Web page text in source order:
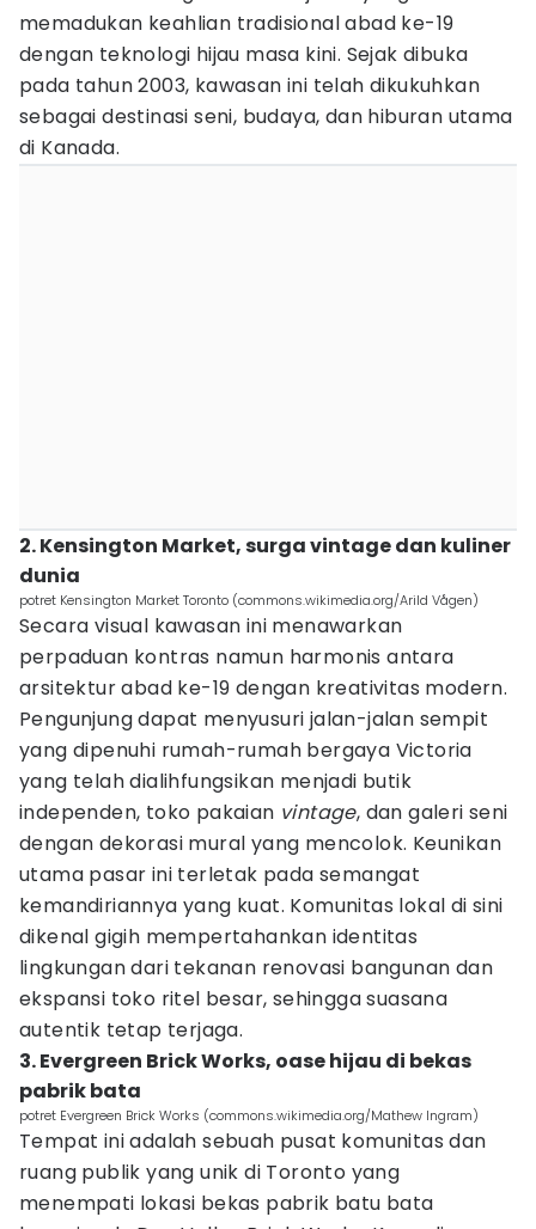
memadukan keahlian tradisional abad ke-19
dengan teknologi hijau masa kini. Sejak dibuka
pada tahun 2003, kawasan ini telah dikukuhkan
sebagai destinasi seni, budaya, dan hiburan utama
di Kanada.
2. Kensington Market, surga vintage dan kuliner
dunia
potret Kensington Market Toronto (commons.wikimedia.org/Arild Vågen)
Secara visual kawasan ini menawarkan
perpaduan kontras namun harmonis antara
arsitektur abad ke-19 dengan kreativitas modern.
Pengunjung dapat menyusuri jalan-jalan sempit
yang dipenuhi rumah-rumah bergaya Victoria
yang telah dialihfungsikan menjadi butik
independen, toko pakaian vintage, dan galeri seni
dengan dekorasi mural yang mencolok. Keunikan
utama pasar ini terletak pada semangat
kemandiriannya yang kuat. Komunitas lokal di sini
dikenal gigih mempertahankan identitas
lingkungan dari tekanan renovasi bangunan dan
ekspansi toko ritel besar, sehingga suasana
autentik tetap terjaga.
3. Evergreen Brick Works, oase hijau di bekas
pabrik bata
potret Evergreen Brick Works (commons.wikimedia.org/Mathew Ingram)
Tempat ini adalah sebuah pusat komunitas dan
ruang publik yang unik di Toronto yang
menempati lokasi bekas pabrik batu bata